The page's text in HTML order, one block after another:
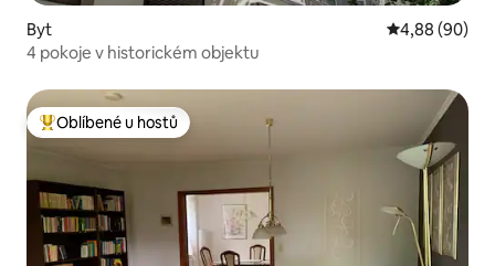
Byt Průměrné
4,88 (90)
4 pokoje v historickém objektu
Nejlepší v kategorii Oblíbené u hostů
Oblíbené u hostů